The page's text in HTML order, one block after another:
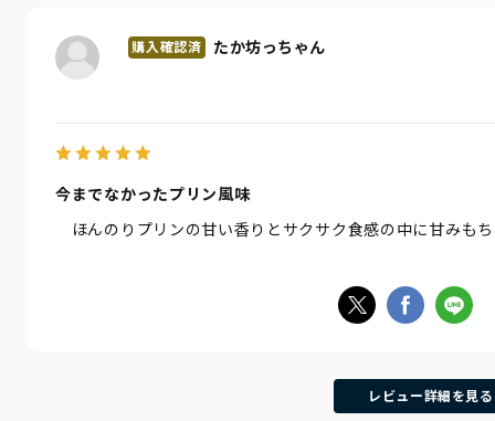
たか坊っちゃん
今までなかったプリン風味
ほんのりプリンの甘い香りとサクサク食感の中に甘みも
レビュー詳細を見る